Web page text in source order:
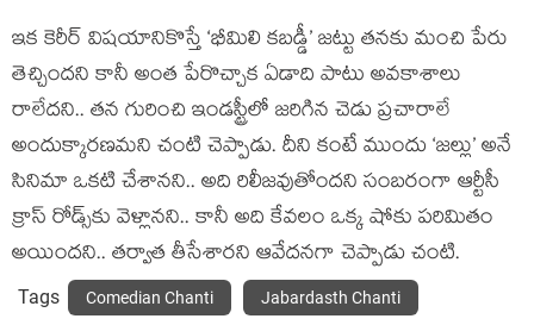
ఇక కెరీర్ విషయానికొస్తే ‘భీమిలి కబడ్డీ’ జట్టు తనకు మంచి పేరు
తెచ్చిందని కానీ అంత పేరొచ్చాక ఏడాది పాటు అవకాశాలు
రాలేదని.. తన గురించి ఇండస్ట్రీలో జరిగిన చెడు ప్రచారాలే
అందుక్కారణమని చంటి చెప్పాడు. దీని కంటే ముందు ‘జల్లు’ అనే
సినిమా ఒకటి చేశానని.. అది రిలీజవుతోందని సంబరంగా ఆర్టీసీ
క్రాస్ రోడ్స్‌కు వెళ్లానని.. కానీ అది కేవలం ఒక్క షోకు పరిమితం
అయిందని.. తర్వాత తీసేశారని ఆవేదనగా చెప్పాడు చంటి.
Tags Comedian Chanti Jabardasth Chanti